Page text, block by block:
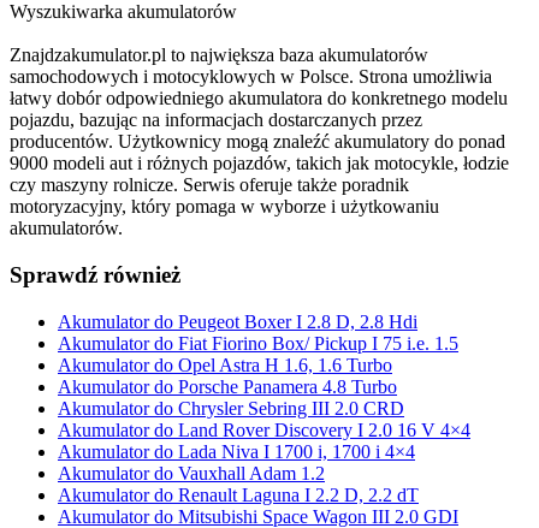
Wyszukiwarka akumulatorów
Znajdzakumulator.pl to największa baza akumulatorów
samochodowych i motocyklowych w Polsce. Strona umożliwia
łatwy dobór odpowiedniego akumulatora do konkretnego modelu
pojazdu, bazując na informacjach dostarczanych przez
producentów. Użytkownicy mogą znaleźć akumulatory do ponad
9000 modeli aut i różnych pojazdów, takich jak motocykle, łodzie
czy maszyny rolnicze. Serwis oferuje także poradnik
motoryzacyjny, który pomaga w wyborze i użytkowaniu
akumulatorów.
Sprawdź również
Akumulator do Peugeot Boxer I 2.8 D, 2.8 Hdi
Akumulator do Fiat Fiorino Box/ Pickup I 75 i.e. 1.5
Akumulator do Opel Astra H 1.6, 1.6 Turbo
Akumulator do Porsche Panamera 4.8 Turbo
Akumulator do Chrysler Sebring III 2.0 CRD
Akumulator do Land Rover Discovery I 2.0 16 V 4×4
Akumulator do Lada Niva I 1700 i, 1700 i 4×4
Akumulator do Vauxhall Adam 1.2
Akumulator do Renault Laguna I 2.2 D, 2.2 dT
Akumulator do Mitsubishi Space Wagon III 2.0 GDI